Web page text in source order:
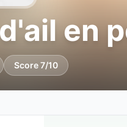
en
Score 7/10